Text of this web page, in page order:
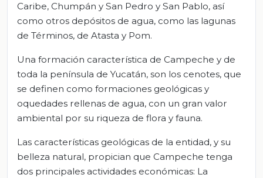
Caribe, Chumpán y San Pedro y San Pablo, así
como otros depósitos de agua, como las lagunas
de Términos, de Atasta y Pom.
Una formación característica de Campeche y de
toda la península de Yucatán, son los cenotes, que
se definen como formaciones geológicas y
oquedades rellenas de agua, con un gran valor
ambiental por su riqueza de flora y fauna.
Las características geológicas de la entidad, y su
belleza natural, propician que Campeche tenga
dos principales actividades económicas: La